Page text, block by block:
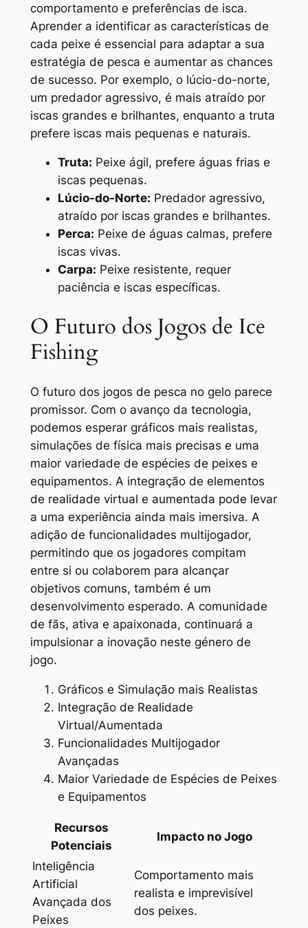
comportamento e preferências de isca.
Aprender a identificar as características de
cada peixe é essencial para adaptar a sua
estratégia de pesca e aumentar as chances
de sucesso. Por exemplo, o lúcio-do-norte,
um predador agressivo, é mais atraído por
iscas grandes e brilhantes, enquanto a truta
prefere iscas mais pequenas e naturais.
Truta: Peixe ágil, prefere águas frias e
iscas pequenas.
Lúcio-do-Norte: Predador agressivo,
atraído por iscas grandes e brilhantes.
Perca: Peixe de águas calmas, prefere
iscas vivas.
Carpa: Peixe resistente, requer
paciência e iscas específicas.
O Futuro dos Jogos de Ice
Fishing
O futuro dos jogos de pesca no gelo parece
promissor. Com o avanço da tecnologia,
podemos esperar gráficos mais realistas,
simulações de física mais precisas e uma
maior variedade de espécies de peixes e
equipamentos. A integração de elementos
de realidade virtual e aumentada pode levar
a uma experiência ainda mais imersiva. A
adição de funcionalidades multijogador,
permitindo que os jogadores compitam
entre si ou colaborem para alcançar
objetivos comuns, também é um
desenvolvimento esperado. A comunidade
de fãs, ativa e apaixonada, continuará a
impulsionar a inovação neste género de
jogo.
Gráficos e Simulação mais Realistas
Integração de Realidade
Virtual/Aumentada
Funcionalidades Multijogador
Avançadas
Maior Variedade de Espécies de Peixes
e Equipamentos
Recursos
Potenciais
Impacto no Jogo
Inteligência
Artificial
Avançada dos
Peixes
Comportamento mais
realista e imprevisível
dos peixes.